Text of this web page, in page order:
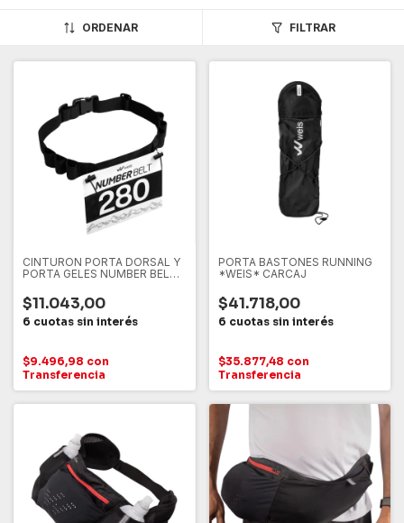
ORDENAR FILTRAR
CINTURON PORTA DORSAL Y
PORTA GELES NUMBER BELT
NEGRO
$11.043,00
$9.496,98 con
Transferencia
PORTA BASTONES RUNNING
*WEIS* CARCAJ
$41.718,00
$35.877,48 con
Transferencia